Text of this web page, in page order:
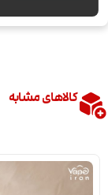
کالاهای مشابه